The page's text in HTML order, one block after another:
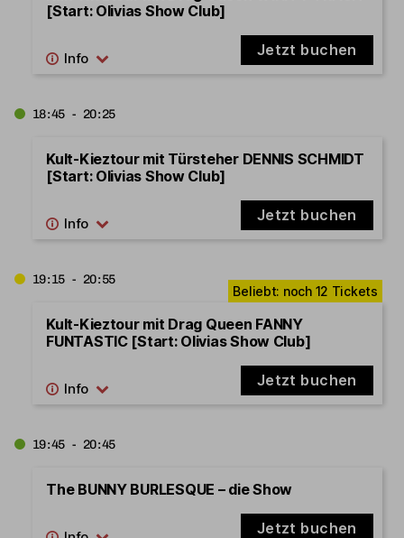
[Start: Olivias Show Club]
Jetzt buchen
18:45 - 20:25
Kult-Kieztour mit Türsteher DENNIS SCHMIDT
[Start: Olivias Show Club]
Jetzt buchen
19:15 - 20:55
Kult-Kieztour mit Drag Queen FANNY
FUNTASTIC [Start: Olivias Show Club]
Jetzt buchen
19:45 - 20:45
The BUNNY BURLESQUE – die Show
Jetzt buchen